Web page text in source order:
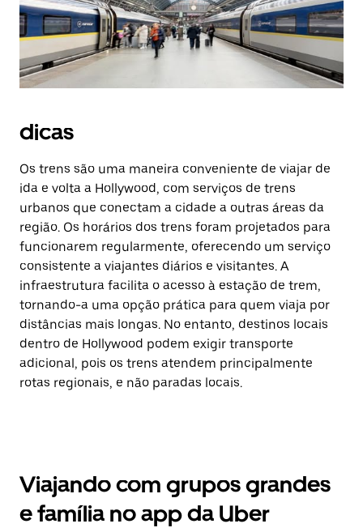
dicas
Os trens são uma maneira conveniente de viajar de
ida e volta a Hollywood, com serviços de trens
urbanos que conectam a cidade a outras áreas da
região. Os horários dos trens foram projetados para
funcionarem regularmente, oferecendo um serviço
consistente a viajantes diários e visitantes. A
infraestrutura facilita o acesso à estação de trem,
tornando-a uma opção prática para quem viaja por
distâncias mais longas. No entanto, destinos locais
dentro de Hollywood podem exigir transporte
adicional, pois os trens atendem principalmente
rotas regionais, e não paradas locais.
Viajando com grupos grandes
e família no app da Uber